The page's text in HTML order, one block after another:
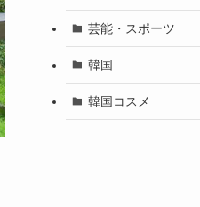
芸能・スポーツ
韓国
韓国コスメ